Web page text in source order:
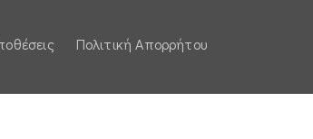
Πολιτική Απορρήτου